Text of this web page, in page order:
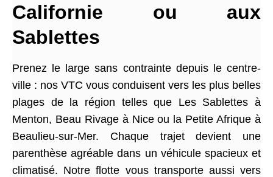
Californie ou aux
Sablettes
Prenez le large sans contrainte depuis le centre-
ville : nos VTC vous conduisent vers les plus belles
plages de la région telles que Les Sablettes à
Menton, Beau Rivage à Nice ou la Petite Afrique à
Beaulieu-sur-Mer. Chaque trajet devient une
parenthèse agréable dans un véhicule spacieux et
climatisé. Notre flotte vous transporte aussi vers